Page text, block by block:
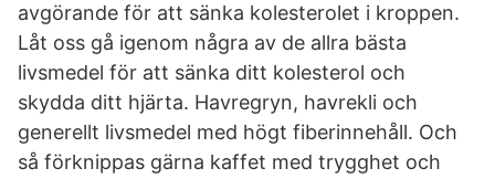
avgörande för att sänka kolesterolet i kroppen.
Låt oss gå igenom några av de allra bästa
livsmedel för att sänka ditt kolesterol och
skydda ditt hjärta. Havregryn, havrekli och
generellt livsmedel med högt fiberinnehåll. Och
så förknippas gärna kaffet med trygghet och